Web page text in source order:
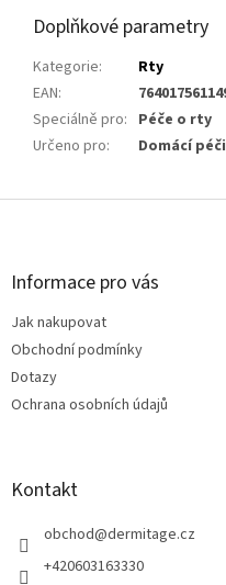
Doplňkové parametry
Kategorie:
Rty
EAN:
Speciálně pro: Péče o rty
Určeno pro: Domácí
Z
Informace pro vás
Jak nakupovat
Obchodní podmínky
Dotazy
Ochrana osobních údajů
Kontakt
obchod@dermitage.cz
+420603163330